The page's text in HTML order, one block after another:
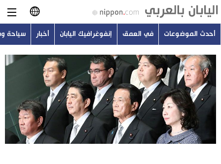
日本語
English
简体字
繁體字
Français
أحدث الموضوعات
في العمق
أحدث الموضوعات في العمق إنفوغرافيك اليابان أخبار سياحة